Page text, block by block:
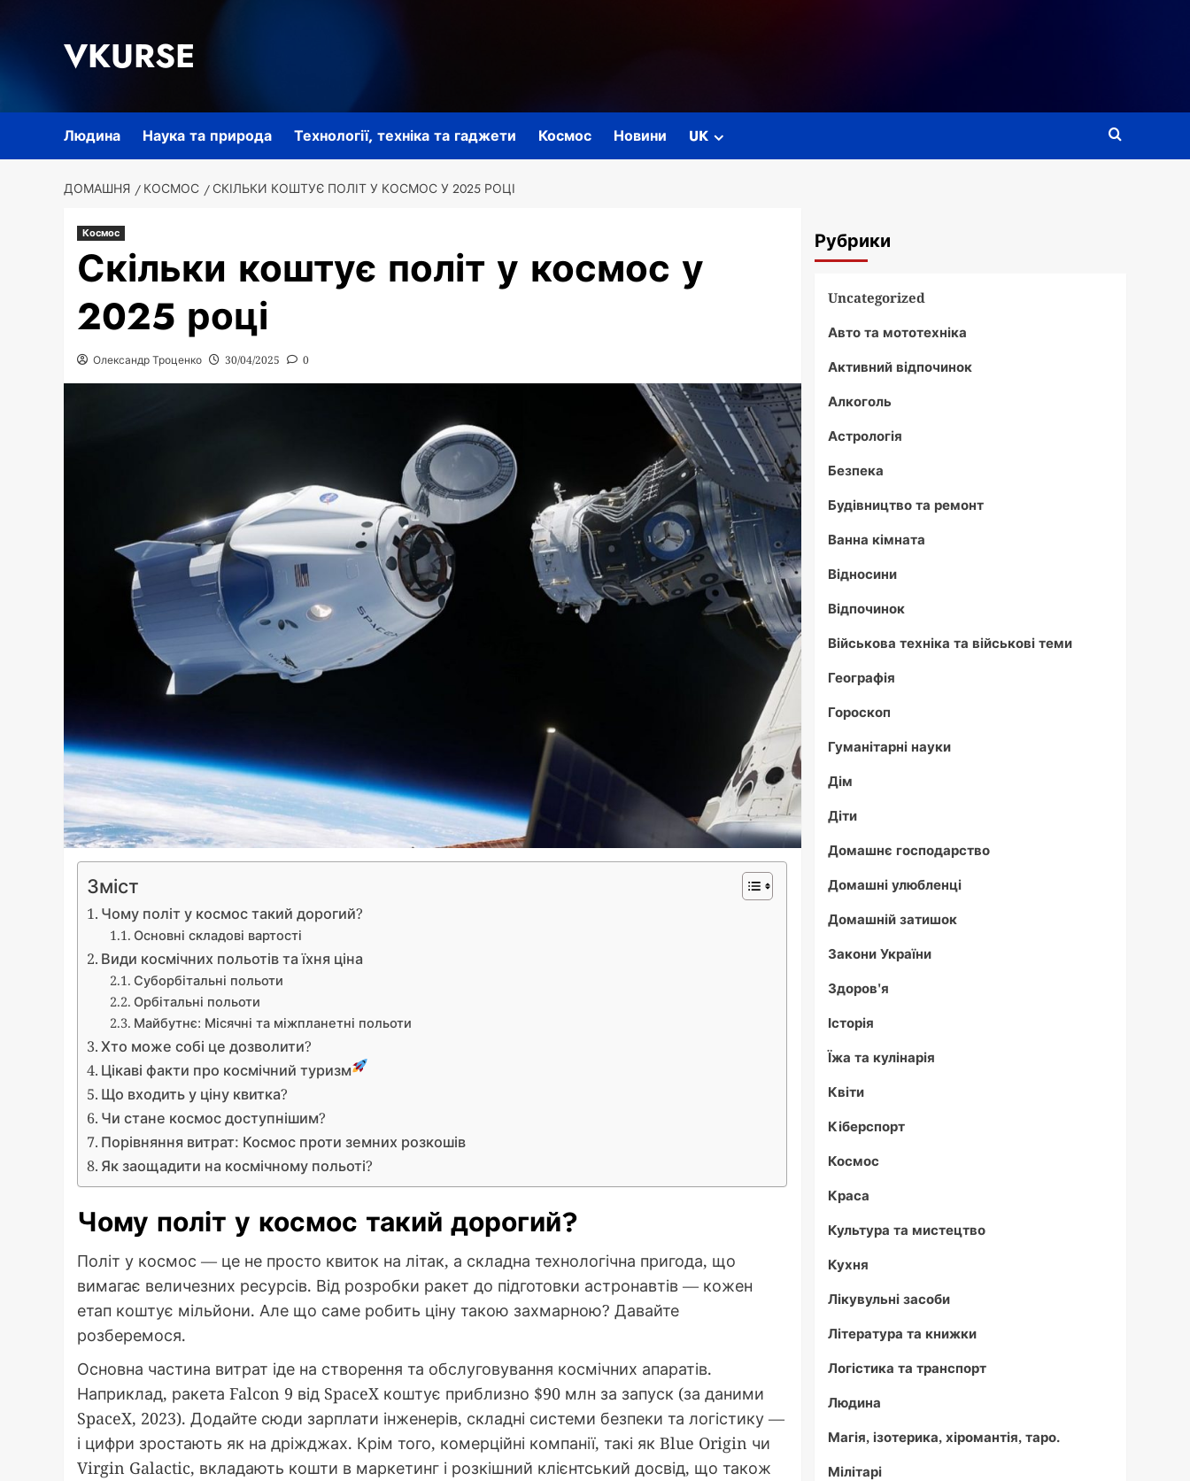
VKURSE
Людина Наука та природа Технології, техніка та гаджети Космос Новини UK
ДОМАШНЯ КОСМОС СКІЛЬКИ КОШТУЄ ПОЛІТ У КОСМОС У 2025 РОЦІ
Космос
Скільки коштує політ у космос у
2025 році
Олександр Троценко 30/04/2025 0
Зміст
Чому політ у космос такий дорогий?
Основні складові вартості
Види космічних польотів та їхня ціна
Суборбітальні польоти
Орбітальні польоти
Майбутнє: Місячні та міжпланетні польоти
Хто може собі це дозволити?
Цікаві факти про космічний туризм
Що входить у ціну квитка?
Чи стане космос доступнішим?
Порівняння витрат: Космос проти земних розкошів
Як заощадити на космічному польоті?
Чому політ у космос такий дорогий?
Політ у космос — це не просто квиток на літак, а складна технологічна пригода, що
вимагає величезних ресурсів. Від розробки ракет до підготовки астронавтів — кожен
етап коштує мільйони. Але що саме робить ціну такою захмарною? Давайте
розберемося.
Основна частина витрат іде на створення та обслуговування космічних апаратів.
Наприклад, ракета Falcon 9 від SpaceX коштує приблизно $90 млн за запуск (за даними
SpaceX, 2023). Додайте сюди зарплати інженерів, складні системи безпеки та логістику —
і цифри зростають як на дріжджах. Крім того, комерційні компанії, такі як Blue Origin чи
Virgin Galactic, вкладають кошти в маркетинг і розкішний клієнтський досвід, що також
Рубрики
Uncategorized
Авто та мототехніка
Активний відпочинок
Алкоголь
Астрологія
Безпека
Будівництво та ремонт
Ванна кімната
Відносини
Відпочинок
Військова техніка та військові теми
Географія
Гороскоп
Гуманітарні науки
Дім
Діти
Домашнє господарство
Домашні улюбленці
Домашній затишок
Закони України
Здоров'я
Історія
Їжа та кулінарія
Квіти
Кіберспорт
Космос
Краса
Культура та мистецтво
Кухня
Лікувульні засоби
Література та книжки
Логістика та транспорт
Людина
Магія, ізотерика, хіромантія, таро.
Мілітарі